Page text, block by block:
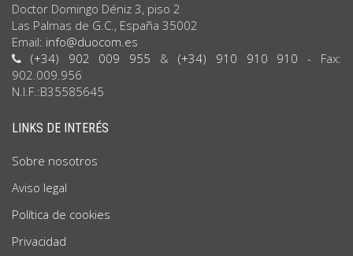
Doctor Domingo Déniz 3, piso 2
Las Palmas de G.C., España 35002
Email: info@duocom.es
(+34) 902 009 955 & (+34) 910 910 910 - Fax:
902.009.956
N.I.F.:B35585645
LINKS DE INTERÉS
Sobre nosotros
Aviso legal
Política de cookies
Privacidad